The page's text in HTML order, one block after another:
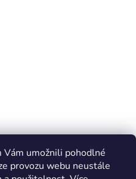
Vám umožnili pohodlné
provozu webu neustále